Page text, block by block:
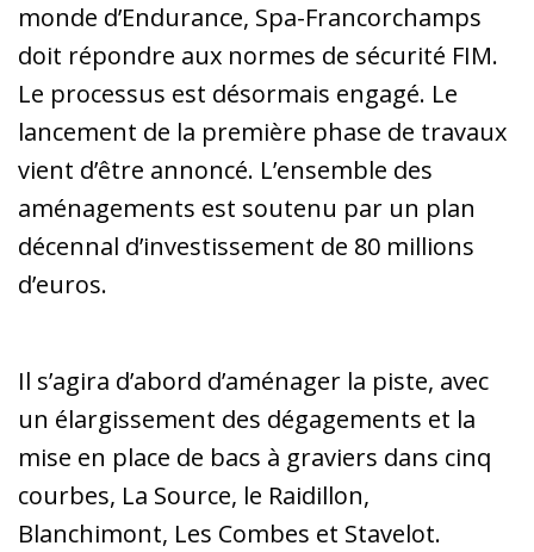
monde d’Endurance, Spa-Francorchamps
doit répondre aux normes de sécurité FIM.
Le processus est désormais engagé. Le
lancement de la première phase de travaux
vient d’être annoncé. L’ensemble des
aménagements est soutenu par un plan
décennal d’investissement de 80 millions
d’euros.
Il s’agira d’abord d’aménager la piste, avec
un élargissement des dégagements et la
mise en place de bacs à graviers dans cinq
courbes, La Source, le Raidillon,
Blanchimont, Les Combes et Stavelot.